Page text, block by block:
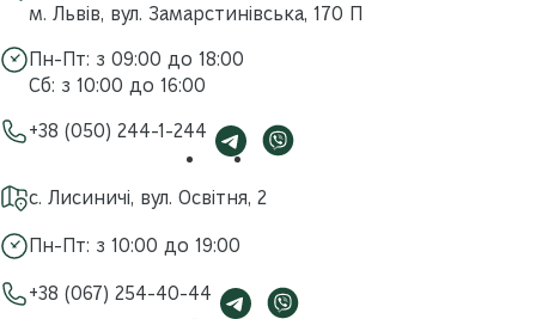
м. Львів, вул. Замарстинівська, 170 П
Пн-Пт: з 09:00 до 18:00
Сб: з 10:00 до 16:00
+38 (050) 244-1-244
с. Лисиничі, вул. Освітня, 2
Пн-Пт: з 10:00 до 19:00
+38 (067) 254-40-44